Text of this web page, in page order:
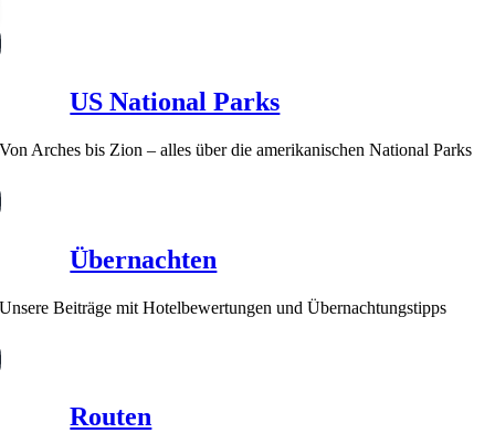
US National Parks
Von Arches bis Zion – alles über die amerikanischen National Parks
Übernachten
Unsere Beiträge mit Hotelbewertungen und Übernachtungstipps
Routen